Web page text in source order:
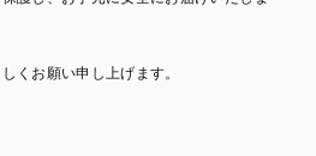
くお願い申し上げます。